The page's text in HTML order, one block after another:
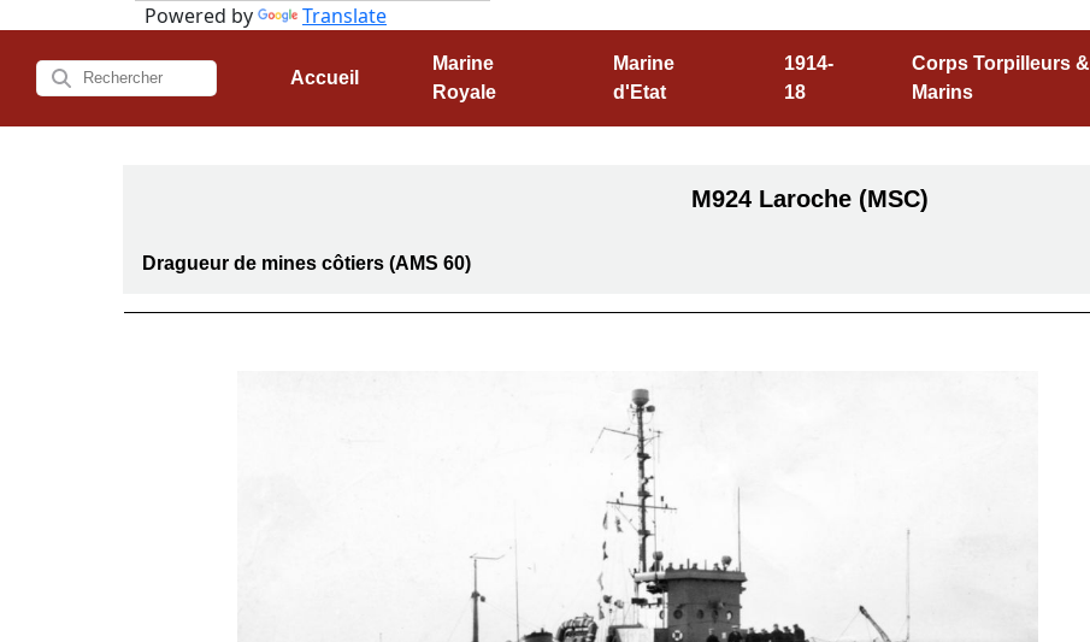
Powered by Translate
Accueil
Marine
Royale
Marine
d'Etat
1914-
18
Corps Torpilleurs &
Marins
M924 Laroche (MSC)
Dragueur de mines côtiers (AMS 60)